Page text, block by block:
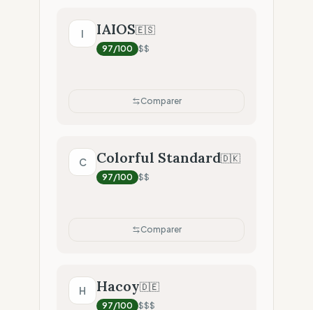
I IAIOS🇪🇸
97/100 $$
Comparer
C Colorful Standard🇩🇰
97/100 $$
Comparer
H Hacoy🇩🇪
97/100 $$$